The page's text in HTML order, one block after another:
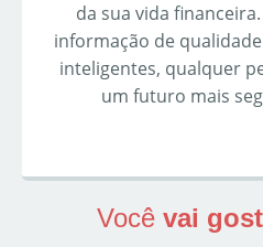
da sua vida
informação de
inteligentes, qualquer
um futuro mais
Você vai